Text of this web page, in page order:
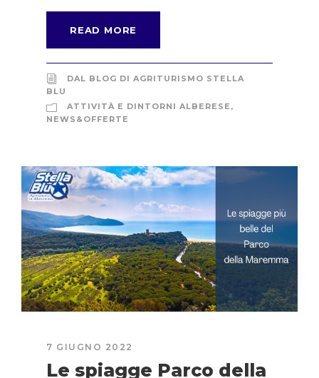
READ MORE
DAL BLOG DI AGRITURISMO STELLA
BLU
ATTIVITÀ E DINTORNI ALBERESE ,
NEWS&OFFERTE
7 GIUGNO 2022
Le spiagge Parco della